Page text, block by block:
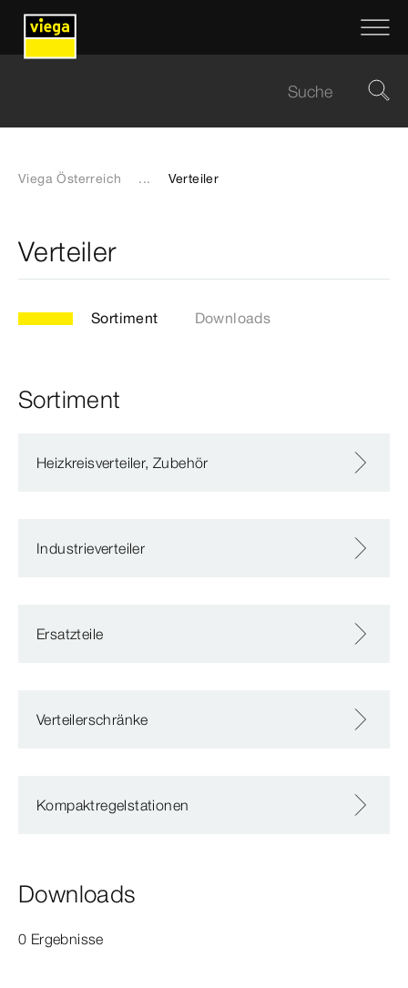
Viega Österreich ... Verteiler
Verteiler
Sortiment Downloads
Sortiment
Heizkreisverteiler, Zubehör
Industrieverteiler
Ersatzteile
Verteilerschränke
Kompaktregelstationen
Downloads
0 Ergebnisse